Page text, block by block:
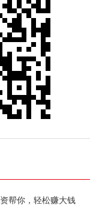
帮你，轻松赚大钱